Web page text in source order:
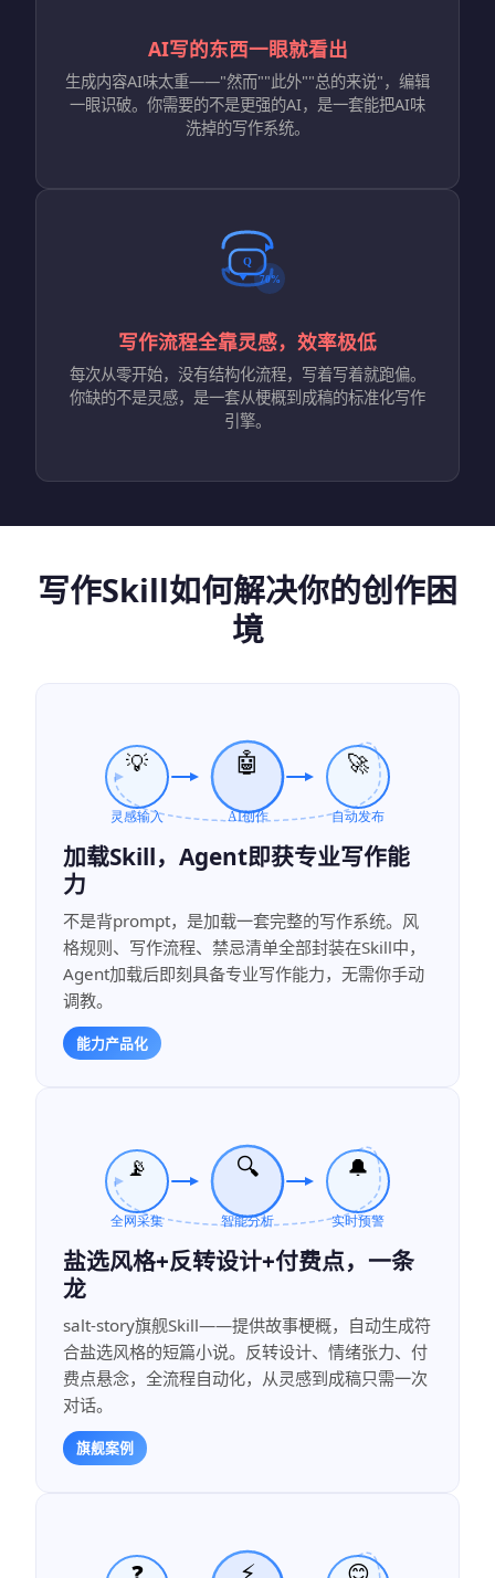
AI写的东西一眼就看出
生成内容AI味太重——"然而""此外""总的来说"，编辑
一眼识破。你需要的不是更强的AI，是一套能把AI味
洗掉的写作系统。
写作流程全靠灵感，效率极低
每次从零开始，没有结构化流程，写着写着就跑偏。
你缺的不是灵感，是一套从梗概到成稿的标准化写作
引擎。
写作Skill如何解决你的创作困
境
加载Skill，Agent即获专业写作能
力
不是背prompt，是加载一套完整的写作系统。风
格规则、写作流程、禁忌清单全部封装在Skill中，
Agent加载后即刻具备专业写作能力，无需你手动
调教。
能力产品化
盐选风格+反转设计+付费点，一条
龙
salt-story旗舰Skill——提供故事梗概，自动生成符
合盐选风格的短篇小说。反转设计、情绪张力、付
费点悬念，全流程自动化，从灵感到成稿只需一次
对话。
旗舰案例